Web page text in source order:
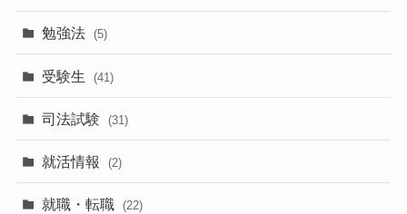
勉強法 (5)
受験生 (41)
司法試験 (31)
就活情報 (2)
就職・転職 (22)